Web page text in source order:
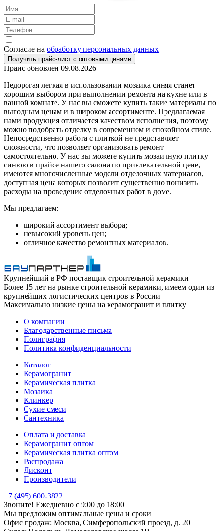
Согласие на обработку персональных данных
Получить прайс-лист с оптовыми ценами
Прайс обновлен 09.08.2026
Недорогая легкая в использовании мозаика синяя станет
хорошим выбором при выполнении ремонта на кухне или в
ванной комнате. У нас вы сможете купить такие материалы по
выгодным ценам и в широком ассортименте. Предлагаемая
нами продукция отличается качеством исполнения, поэтому
можно подобрать отделку в современном и спокойном стиле.
Непосредственно работа с плиткой не представляет
сложности, что позволяет организовать ремонт
самостоятельно. У нас вы можете купить мозаичную плитку
синюю в прайсе нашего салона по привлекательной цене,
имеются многочисленные модели отделочных материалов,
доступная цена которых позволит существенно понизить
расходы на проведение отделочных работ в доме.
Мы предлагаем:
широкий ассортимент выбора;
невысокий уровень цен;
отличное качество ремонтных материалов.
Крупнейший в РФ поставщик строительной керамики
Более 15 лет на рынке строительной керамики, имеем один из
крупнейших логистических центров в России
Максимально низкие цены на керамогранит и плитку
О компании
Благодарственные письма
Полиграфия
Политика конфиденциальности
Каталог
Керамогранит
Керамическая плитка
Мозаика
Клинкер
Сухие смеси
Сантехника
Оплата и доставка
Керамогранит оптом
Керамическая плитка оптом
Распродажа
Дисконт
Производители
+7 (495) 600-3822
Звоните! Ежедневно с 9:00 до 18:00
Мы предложим оптимальные цены и сроки
Офис продаж: Москва, Симферопольский проезд, д. 20